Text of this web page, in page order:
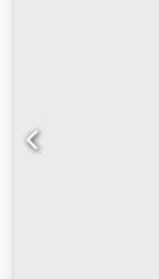
na końcu stołów
kW) - Agregat
pulpitu
Masterlock do
piły 110 m/min,
powrotny